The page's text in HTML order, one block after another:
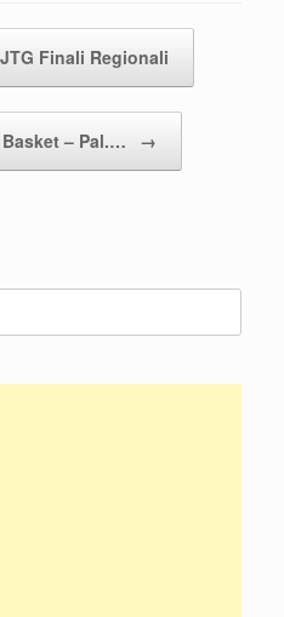
Finali Regionali
– Pal.… →